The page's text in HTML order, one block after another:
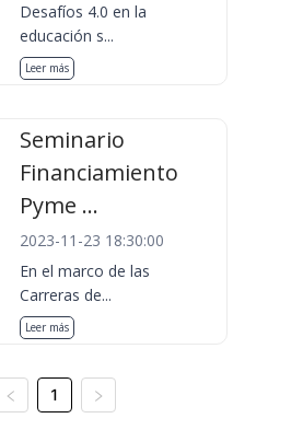
Desafíos 4.0 en la
educación s...
Leer más
Seminario
Financiamiento
Pyme ...
2023-11-23 18:30:00
En el marco de las
Carreras de...
Leer más
1